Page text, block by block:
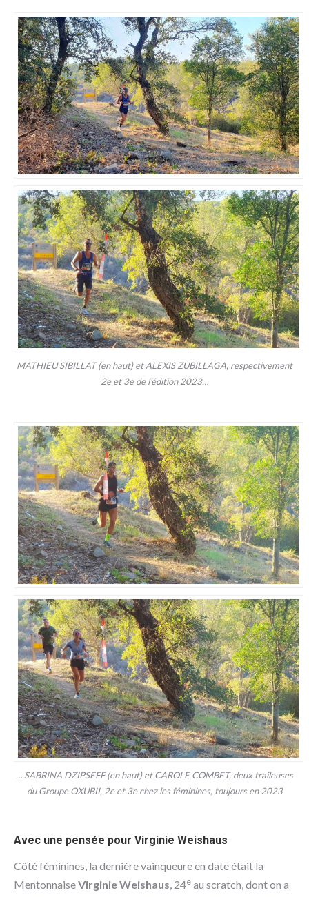
MATHIEU SIBILLAT (en haut) et ALEXIS ZUBILLAGA, respectivement
2e et 3e de l’édition 2023…
… SABRINA DZIPSEFF (en haut) et CAROLE COMBET, deux traileuses
du Groupe OXUBII, 2e et 3e chez les féminines, toujours en 2023
Avec une pensée pour Virginie Weishaus
Côté féminines, la dernière vainqueure en date était la
MentonnaiseVirginie Weishaus , 24e au scratch, dont on a